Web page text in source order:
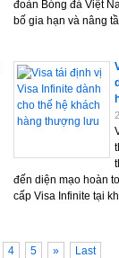
đoàn Bóng đá Việt
bố gia hạn và nâng
đến diện mạo hoàn
cấp Visa Infinite tại
4 5 » Last